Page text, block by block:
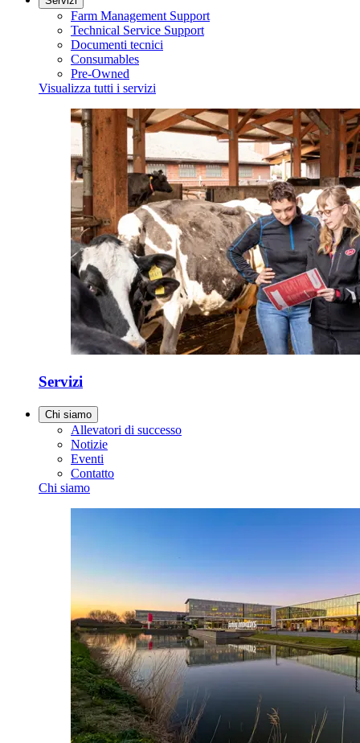
Farm Management Support
Technical Service Support
Documenti tecnici
Consumables
Pre-Owned
Visualizza tutti i servizi
Servizi
Chi siamo
Allevatori di successo
Notizie
Eventi
Contatto
Chi siamo